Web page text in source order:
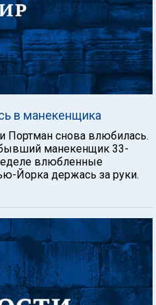
в манекенщика
Портман снова влюбилась.
манекенщик 33-
влюбленные
Йорка держась за руки.